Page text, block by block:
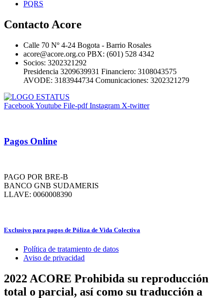
PQRS
Contacto Acore
Calle 70 Nº 4-24 Bogota - Barrio Rosales
acore@acore.org.co PBX: (601) 528 4342
Socios: 3202321292
Presidencia 3209639931 Financiero: 3108043575
AVODE: 3183944734 Comunicaciones: 3202321279
FacebookYoutube File-pdf Instagram X-twitter
Pagos Online
PAGO POR BRE-B
BANCO GNB SUDAMERIS
LLAVE: 0060008390
Exclusivo para pagos de Póliza de Vida Colectiva
Política de tratamiento de datos
Aviso de privacidad
2022 ACORE Prohibida su reproducción
total o parcial, así como su traducción a